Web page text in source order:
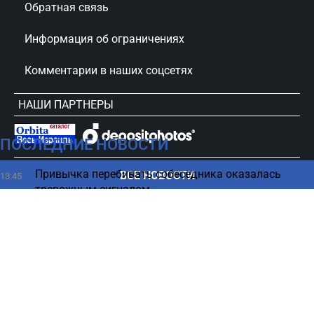
ПОСЛЕДНИЕ НОВОСТИ
13:45
Привычка перебивать собеседника оказалась
тревожным сигналом
ВСЕ НОВОСТИ
Обратная связь
Информация об ограничениях
Комментарии в наших соцсетях
НАШИ ПАРТНЕРЫ
сursorinfo.co.il © Все права защищены